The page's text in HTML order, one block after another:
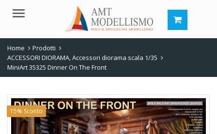
Menu
Home
Prodotti
ACCESSORI DIORAMA,Accessori diorama scala 1/35
MiniArt 35325 Dinner On The Front
15% Sconto